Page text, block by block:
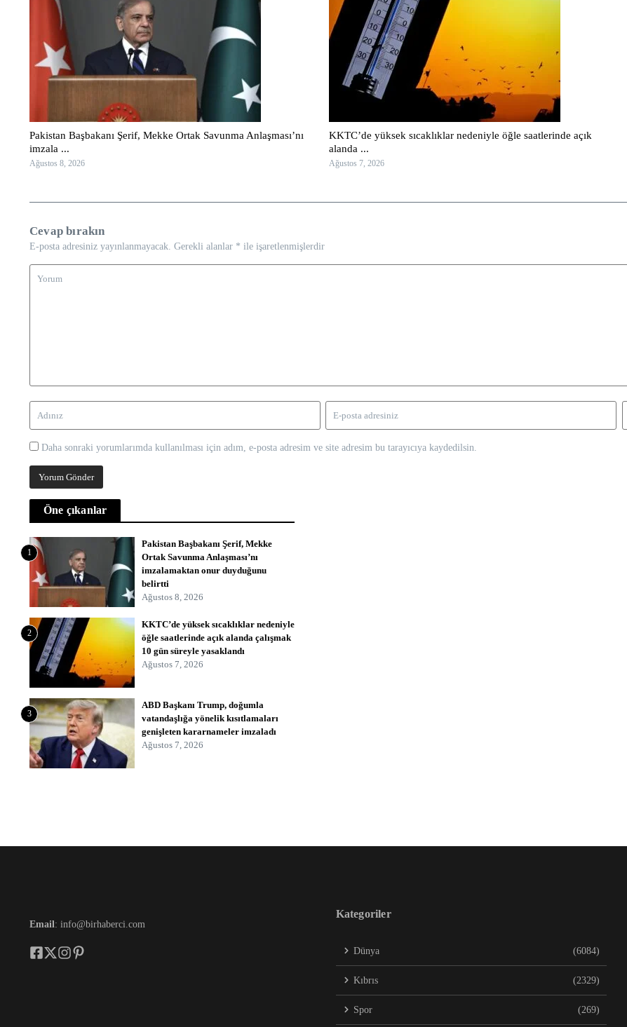
Pakistan Başbakanı Şerif, Mekke Ortak Savunma Anlaşması’nı
imzala ...
Ağustos 8, 2026
KKTC’de yüksek sıcaklıklar nedeniyle öğle saatlerinde açık
alanda ...
Ağustos 7, 2026
Cevap bırakın
E-posta adresiniz yayınlanmayacak. Gerekli alanlar * ile işaretlenmişlerdir
Daha sonraki yorumlarımda kullanılması için adım, e-posta adresim ve site adresim bu tarayıcıya kaydedilsin.
Öne çıkanlar
1
Pakistan Başbakanı Şerif, Mekke
Ortak Savunma Anlaşması’nı
imzalamaktan onur duyduğunu
belirtti
Ağustos 8, 2026
2
KKTC’de yüksek sıcaklıklar nedeniyle
öğle saatlerinde açık alanda çalışmak
10 gün süreyle yasaklandı
Ağustos 7, 2026
3
ABD Başkanı Trump, doğumla
vatandaşlığa yönelik kısıtlamaları
genişleten kararnameler imzaladı
Ağustos 7, 2026
Email : info@birhaberci.com
Kategoriler
Dünya (6084)
Kıbrıs (2329)
Spor (269)